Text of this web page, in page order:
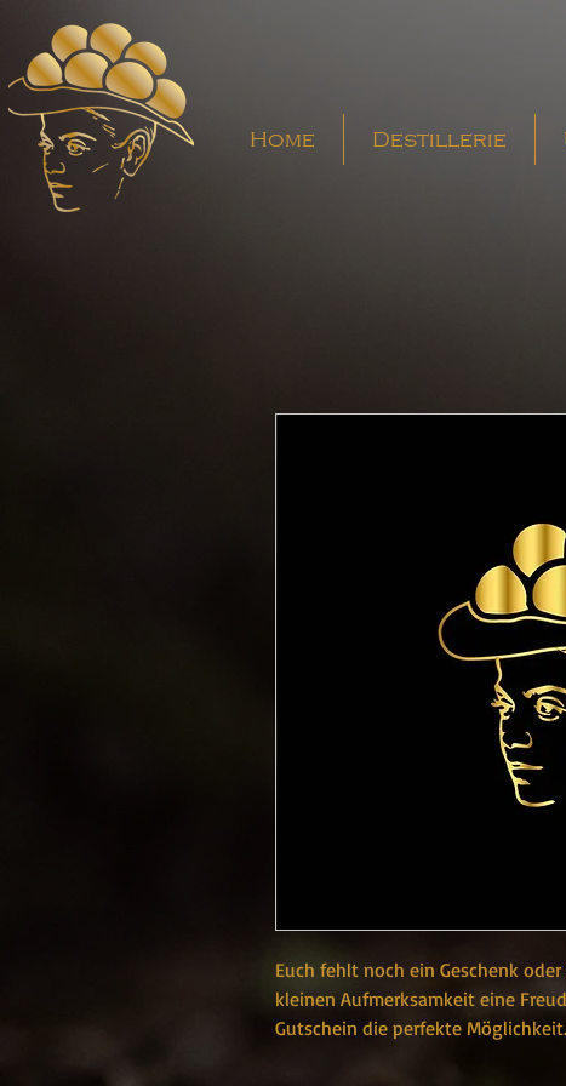
Home Destillerie
Euch fehlt noch ein Geschenk
kleinen Aufmerksamkeit eine
Gutschein die perfekte Möglichkeit.